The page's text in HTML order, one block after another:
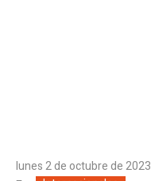
lunes 2 de octubre de 2023